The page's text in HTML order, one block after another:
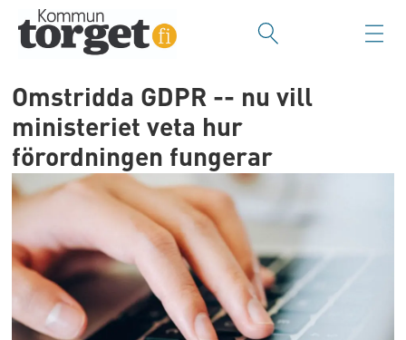
Omstridda GDPR -- nu vill
ministeriet veta hur
förordningen fungerar